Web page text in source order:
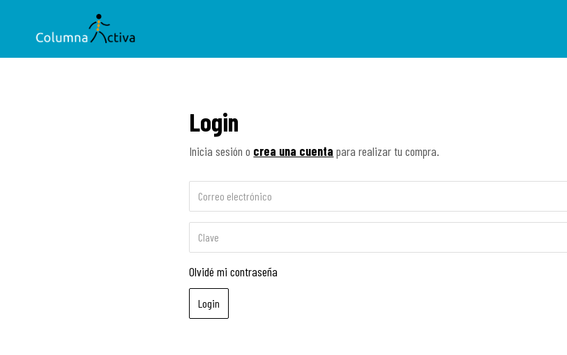
Login
Inicia sesión o crea una cuenta para realizar tu compra.
Olvidé mi contraseña